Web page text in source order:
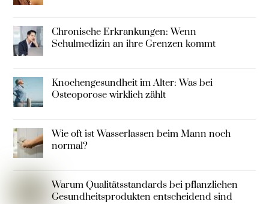
Chronische Erkrankungen: Wenn
Schulmedizin an ihre Grenzen kommt
Knochengesundheit im Alter: Was bei
Osteoporose wirklich zählt
Wie oft ist Wasserlassen beim Mann noch
normal?
Warum Qualitätsstandards bei pflanzlichen
Gesundheitsprodukten entscheidend sind